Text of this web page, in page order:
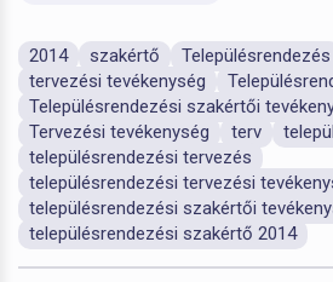
2014 szakértő Településrendezés
tervezési tevékenység
Településrendezési szakértői
Tervezési tevékenység
terv
településrendezési tervezés
településrendezési tervezési
településrendezési szakértői
településrendezési szakértő 2014